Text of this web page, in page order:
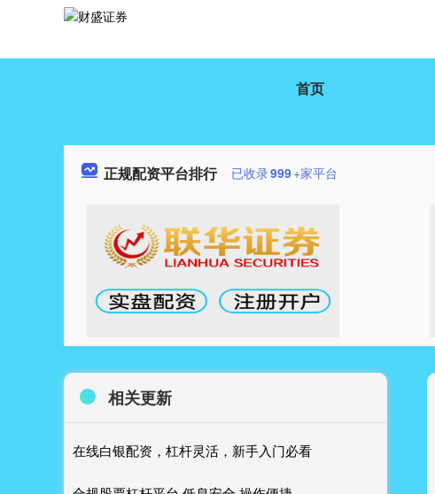
首页
正规配资平台排行 已收录999+家平台
相关更新
在线白银配资，杠杆灵活，新手入门必看